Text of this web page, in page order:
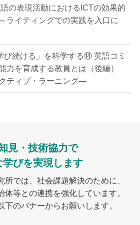
の表現活動におけるICTの効果的
ライティングでの実践を入口に
び続ける」を科学する⑭ 英語コミ
力を育成する教員とは（後編）
ティブ・ラーニング—
見・技術協力で
学びを実現します
所では、社会課題解決のために、
体等との連携を強化しています。
下のバナーからお願いします。